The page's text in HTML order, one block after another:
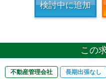
検討中に追加
この
不動産管理会社 長期出張なし